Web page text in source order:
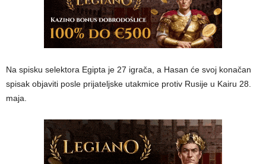
Na spisku selektora Egipta je 27 igrača, a Hasan će svoj konačan
spisak objaviti posle prijateljske utakmice protiv Rusije u Kairu 28.
maja.